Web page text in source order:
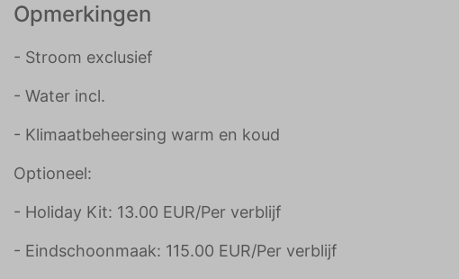
Opmerkingen
- Stroom exclusief
- Water incl.
- Klimaatbeheersing warm en koud
Optioneel:
- Holiday Kit: 13.00 EUR/Per verblijf
- Eindschoonmaak: 115.00 EUR/Per verblijf